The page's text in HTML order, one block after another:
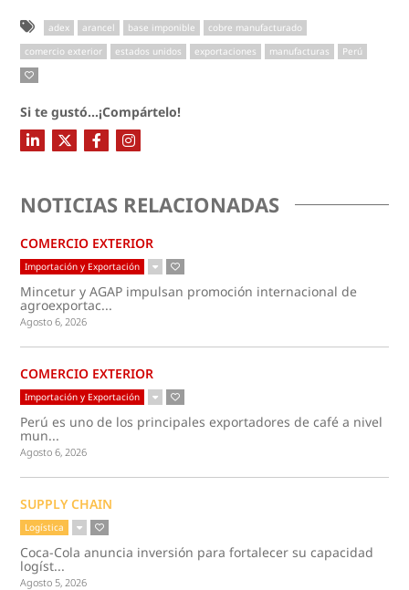
adex arancel base imponible
cobre manufacturado
comercio exterior
estados unidos exportaciones manufacturas Perú
Si te gustó...¡Compártelo!
NOTICIAS RELACIONADAS
COMERCIO EXTERIOR
Importación y Exportación
Mincetur y AGAP impulsan promoción internacional de
agroexportac...
Agosto 6, 2026
COMERCIO EXTERIOR
Importación y Exportación
Perú es uno de los principales exportadores de café a nivel
mun...
Agosto 6, 2026
SUPPLY CHAIN
Logística
Coca-Cola anuncia inversión para fortalecer su capacidad
logíst...
Agosto 5, 2026